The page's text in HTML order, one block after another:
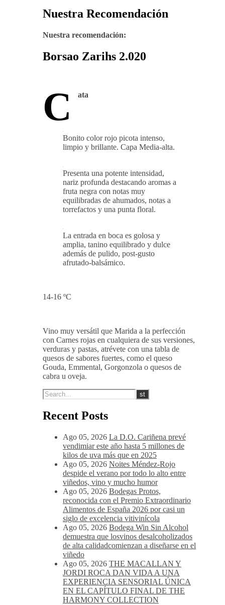
Nuestra Recomendación
Nuestra recomendación:
Borsao Zarihs 2.020
C ata
Bonito color rojo picota intenso,
limpio y brillante. Capa Media-alta.
Presenta una potente intensidad,
nariz profunda destacando aromas a
fruta negra con notas muy
equilibradas de ahumados, notas a
torrefactos y una punta floral.
La entrada en boca es golosa y
amplia, tanino equilibrado y dulce
además de pulido, post-gusto
afrutado-balsámico.
14-16 ºC
Vino muy versátil que Marida a la perfección
con Carnes rojas en cualquiera de sus versiones,
verduras y pastas, atrévete con una tabla de
quesos de sabores fuertes, como el queso
Gouda, Emmental, Gorgonzola o quesos de
cabra u oveja.
Recent Posts
Ago 05, 2026 La D.O. Cariñena prevé
vendimiar este año hasta 5 millones de
kilos de uva más que en 2025
Ago 05, 2026 Noites Méndez-Rojo
despide el verano por todo lo alto entre
viñedos, vino y mucho humor
Ago 05, 2026 Bodegas Protos,
reconocida con el Premio Extraordinario
Alimentos de España 2026 por casi un
siglo de excelencia vitivinícola
Ago 05, 2026 Bodega Win Sin Alcohol
demuestra que losvinos desalcoholizados
de alta calidadcomienzan a diseñarse en el
viñedo
Ago 05, 2026 THE MACALLAN Y
JORDI ROCA DAN VIDA A UNA
EXPERIENCIA SENSORIAL ÚNICA
EN EL CAPÍTULO FINAL DE THE
HARMONY COLLECTION